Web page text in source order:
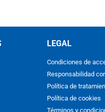
LEGAL
Condiciones de
Responsabilidad
Política de
Política de cookies
Términos y